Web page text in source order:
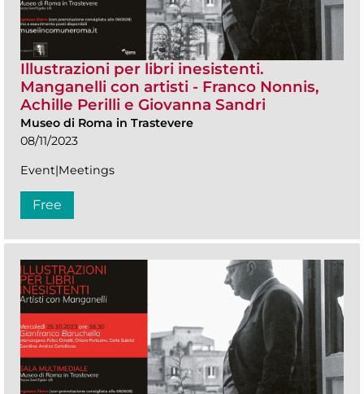
Illustrazioni per libri inesistenti.
Manganelli con artisti - Franco Nonnis,
Achille Perilli e Giovanna Sandri
Museo di Roma in Trastevere
08/11/2023
Event|Meetings
Free